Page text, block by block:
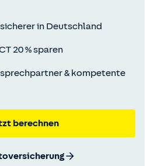
in Deutschland
20 % sparen
& kompetente
berechnen